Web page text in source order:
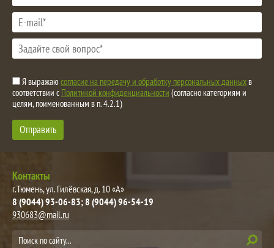
Я выражаюсогласие на передачу и обработку персональных данных в
соответствии с Политикой конфиденциальности (согласно категориям и
целям, поименованным в п. 4.2.1)
Отправить
Контакты
г.Тюмень, ул. Гилёвская, д. 10 «А»
8 (9044) 93-06-83 8 (9044) 96-54-19
930683@mail.ru